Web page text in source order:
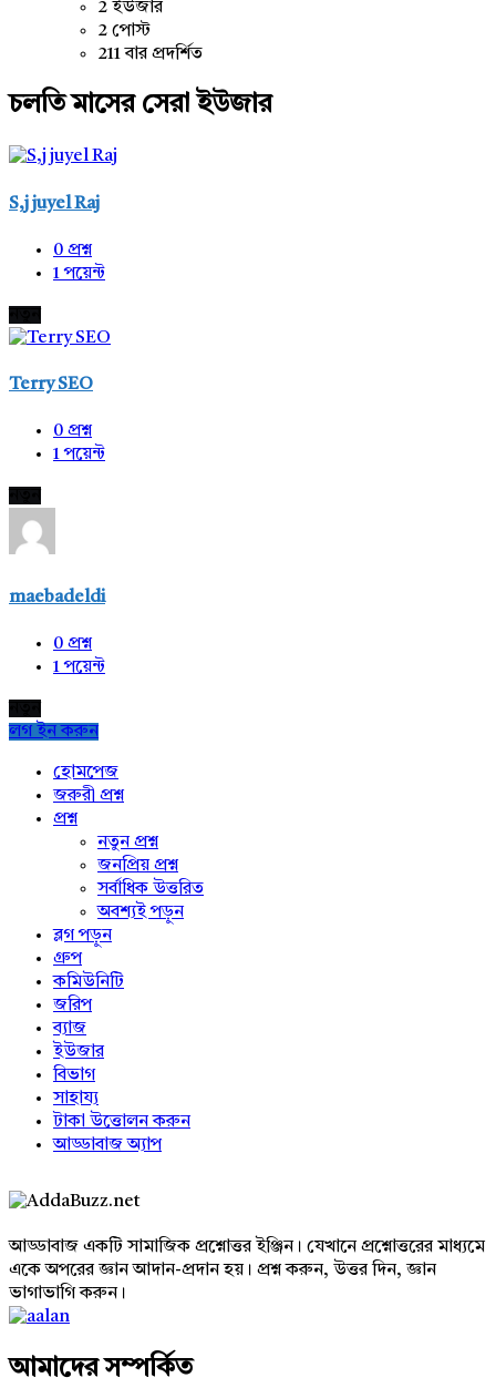
2 ইউজার
2 পোস্ট
211 বার প্রদর্শিত
চলতি মাসের সেরা ইউজার
S,j juyel Raj
0 প্রশ্ন
1পয়েন্ট
Terry SEO
0 প্রশ্ন
1পয়েন্ট
maebadeldi
0 প্রশ্ন
1পয়েন্ট
লগ ইন করুন
Exploreহোমপেজ
জরুরী প্রশ্ন
প্রশ্ন
নতুন প্রশ্ন
জনপ্রিয় প্রশ্ন
সর্বাধিক উত্তরিত
অবশ্যই পড়ুন
ব্লগ পড়ুন
গ্রুপ
কমিউনিটি
জরিপ
ব্যাজ
ইউজার
বিভাগ
সাহায্য
টাকা উত্তোলন করুন
আড্ডাবাজ অ্যাপ
Footer
আড্ডাবাজ একটি সামাজিক প্রশ্নোত্তর ইঞ্জিন। যেখানে প্রশ্নোত্তরের মাধ্যমে
একে অপরের জ্ঞান আদান-প্রদান হয়। প্রশ্ন করুন, উত্তর দিন, জ্ঞান
ভাগাভাগি করুন।
Adv
আমাদের সম্পর্কিত